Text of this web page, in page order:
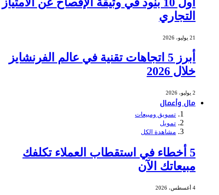
التجاري
21 يوليو، 2026
أبرز 5 اتجاهات تقنية في عالم الفرنشايز
خلال 2026
2 يوليو، 2026
مال وأعمال
تسويق ومبيعات
تمويل
مشاهدة الكل
5 أخطاء في استقطاب العملاء تكلفك
مبيعاتك الآن
4 أغسطس، 2026